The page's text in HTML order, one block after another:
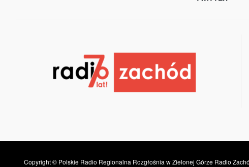
Copyright © Polskie Radio Regionalna Rozgłośnia w Zielonej Górze Radio